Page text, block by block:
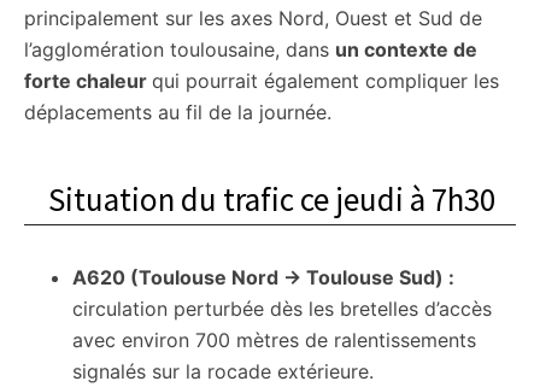
principalement sur les axes Nord, Ouest et Sud de
l’agglomération toulousaine, dans un contexte de
forte chaleur qui pourrait également compliquer les
déplacements au fil de la journée.
Situation du trafic ce jeudi à 7h30
A620 (Toulouse Nord → Toulouse Sud) :
circulation perturbée dès les bretelles d’accès
avec environ 700 mètres de ralentissements
signalés sur la rocade extérieure.